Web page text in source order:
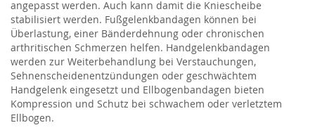
angepasst werden. Auch kann damit die Kniescheibe
stabilisiert werden. Fußgelenkbandagen können bei
Überlastung, einer Bänderdehnung oder chronischen
arthritischen Schmerzen helfen. Handgelenkbandagen
werden zur Weiterbehandlung bei Verstauchungen,
Sehnenscheidenentzündungen oder geschwächtem
Handgelenk eingesetzt und Ellbogenbandagen bieten
Kompression und Schutz bei schwachem oder verletztem
Ellbogen.